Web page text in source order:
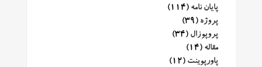
پایان نامه (114)
پروژه (39)
پروپوزال (34)
مقاله (14)
پاورپوینت (12)